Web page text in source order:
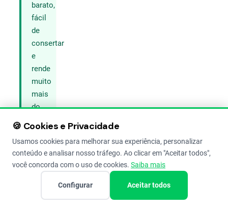
barato,
fácil
de
consertar
e
rende
muito
mais
do
plantar
só
na
mão.
🍪 Cookies e Privacidade
Usamos cookies para melhorar sua experiência, personalizar
conteúdo e analisar nosso tráfego. Ao clicar em "Aceitar todos",
você concorda com o uso de cookies. Saiba mais
Configurar Aceitar todos